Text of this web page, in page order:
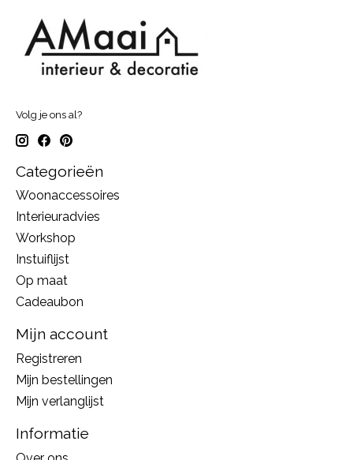
Volg je ons al?
Categorieën
Woonaccessoires
Interieuradvies
Workshop
Instuiflijst
Op maat
Cadeaubon
Mijn account
Registreren
Mijn bestellingen
Mijn verlanglijst
Informatie